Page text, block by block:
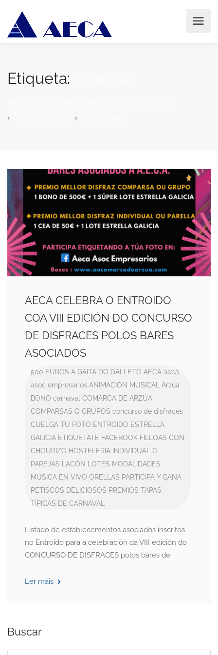
Etiqueta:
AECA CELEBRA O ENTROIDO
COA VIII EDICIÓN DO CONCURSO
DE DISFRACES POLOS BARES
ASOCIADOS
500 EUROS A GAITA DO GALLETO AECA aeca
asoc empresarios ANIMACIÓN MUSICAL
Arzúa
BONO carnaval COMARCA DE ARZÚA
COMPARSAS O GRUPOS concurso de disfraces
CUELGA TU FOTO ENTROIDO ESTRELLA
GALICIA ETIQUÉTATE FACEBOOK FILLOAS CON
CHOURIZO HOSTELERÍA INDIVIDUAL O
PAREJAS
LACÓN LOTES MODALIDADES
MÚSICA EN VIVO ORELLAS PARTICIPA Y GANA
PETISCOS DELICIOSOS PREMIOS TAPAS
TÍPICAS DE CARNAVAL
Listado de establecementos asociados inscritos
no Entroido para a celebración da VIII edición do
CONCURSO DE DISFRACES polos bares de
Ler máis
Buscar